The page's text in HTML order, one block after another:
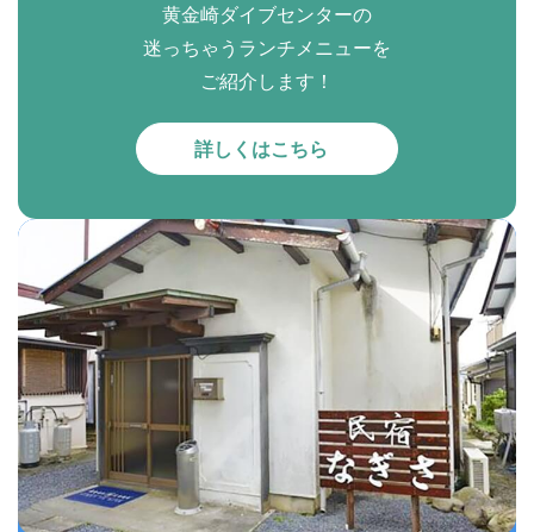
黄金崎ダイブセンターの
迷っちゃうランチメニューを
ご紹介します！
詳しくはこちら